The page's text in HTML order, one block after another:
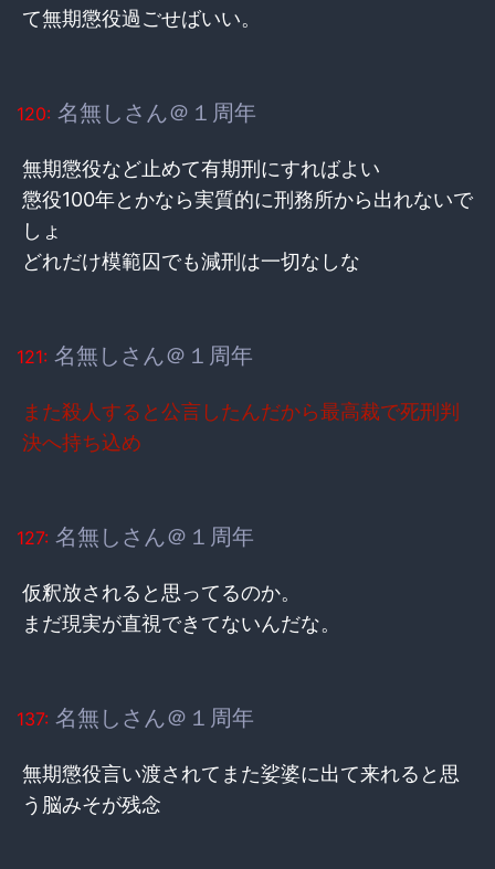
て無期懲役過ごせばいい。
120: 名無しさん＠１周年
無期懲役など止めて有期刑にすればよい
懲役100年とかなら実質的に刑務所から出れないで
しょ
どれだけ模範囚でも減刑は一切なしな
121: 名無しさん＠１周年
また殺人すると公言したんだから最高裁で死刑判
決へ持ち込め
127: 名無しさん＠１周年
仮釈放されると思ってるのか。
まだ現実が直視できてないんだな。
137: 名無しさん＠１周年
無期懲役言い渡されてまた娑婆に出て来れると思
う脳みそが残念